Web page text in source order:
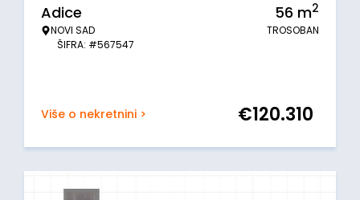
Adice
NOVI SAD
ŠIFRA: #567547
56 m2
TROSOBAN
Više o nekretnini > €120.310